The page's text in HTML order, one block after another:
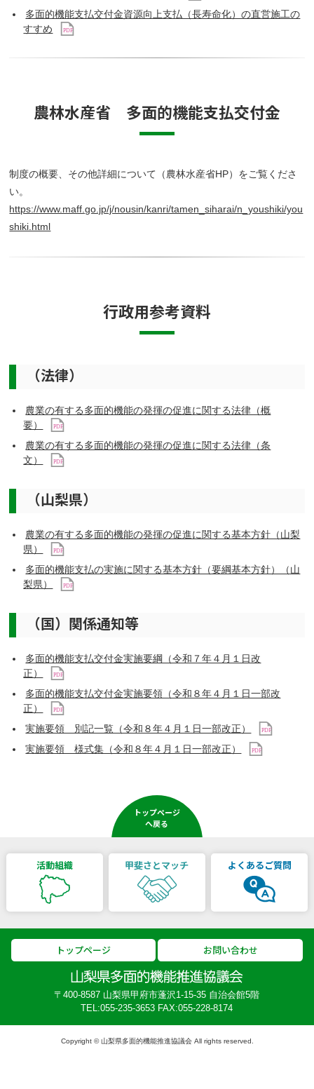
多面的機能支払交付金資源向上支払（長寿命化）の直営施工の
すすめ
農林水産省 多面的機能支払交付金
制度の概要、その他詳細について（農林水産省HP）をご覧くださ
い。
https://www.maff.go.jp/j/nousin/kanri/tamen_siharai/n_youshiki/you
shiki.html
行政用参考資料
（法律）
農業の有する多面的機能の発揮の促進に関する法律（概
要）
農業の有する多面的機能の発揮の促進に関する法律（条
文）
（山梨県）
農業の有する多面的機能の発揮の促進に関する基本方針（山梨
県）
多面的機能支払の実施に関する基本方針（要綱基本方針）（山
梨県）
（国）関係通知等
多面的機能支払交付金実施要綱（令和７年４月１日改
正）
多面的機能支払交付金実施要領（令和８年４月１日一部改
正）
実施要領 別記一覧（令和８年４月１日一部改正）
実施要領 様式集（令和８年４月１日一部改正）
トップページ
へ戻る
活動組織 甲斐さとマッチ よくあるご質問
〒400-8587 山梨県甲府市蓬沢1-15-35 自治会館5階
TEL:055-235-3653 FAX:055-228-8174
トップページ お問い合わせ
Copyright © 山梨県多面的機能推進協議会 All rights reserved.